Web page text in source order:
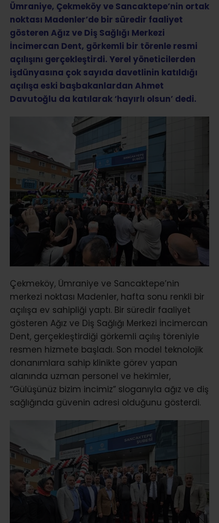
Ümraniye, Çekmeköy ve Sancaktepe’nin ortak
noktası Madenler’de bir süredir faaliyet
gösteren Ağız ve Diş Sağlığı Merkezi
İncimercan Dent, görkemli bir törenle resmi
açılışını gerçekleştirdi. Yerel yöneticilerden
işdünyasına çok sayıda davetlinin katıldığı
açılışa eski başbakanlardan Ahmet
Davutoğlu da katılarak ‘hayırlı olsun’ dedi.
Çekmeköy, Ümraniye ve Sancaktepe’nin
merkezi noktası Madenler, hafta sonu renkli bir
açılışa ev sahipliği yaptı. Bir süredir faaliyet
gösteren Ağız ve Diş Sağlığı Merkezi İncimercan
Dent, gerçekleştirdiği görkemli açılış töreniyle
resmen hizmete başladı. Son model teknolojik
donanımlara sahip klinikte görev yapan
alanında uzman personel ve hekimler,
“Gülüşünüz bizim incimiz” sloganıyla ağız ve diş
sağlığında güvenin adresi olduğunu gösterdi.